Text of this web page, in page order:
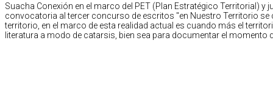
Suacha Conexión en el marco del PET (Plan Estratégico Territorial)
convocatoria al tercer concurso de escritos "en Nuestro Territorio
territorio, en el marco de esta realidad actual es cuando más el
literatura a modo de catarsis, bien sea para documentar el momento